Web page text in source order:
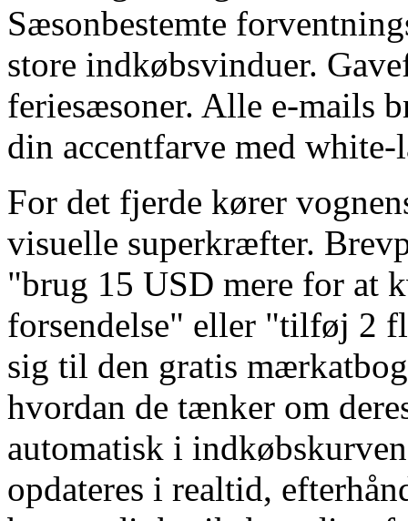
Sæsonbestemte
store indkøbsvinduer.
feriesæsoner. Alle e-mails
din accentfarve med
For det fjerde kører
visuelle superkræfter.
"brug 15 USD mere for at
forsendelse" eller "tilføj 2
sig til den gratis
hvordan de tænker om
automatisk i
opdateres i realtid,